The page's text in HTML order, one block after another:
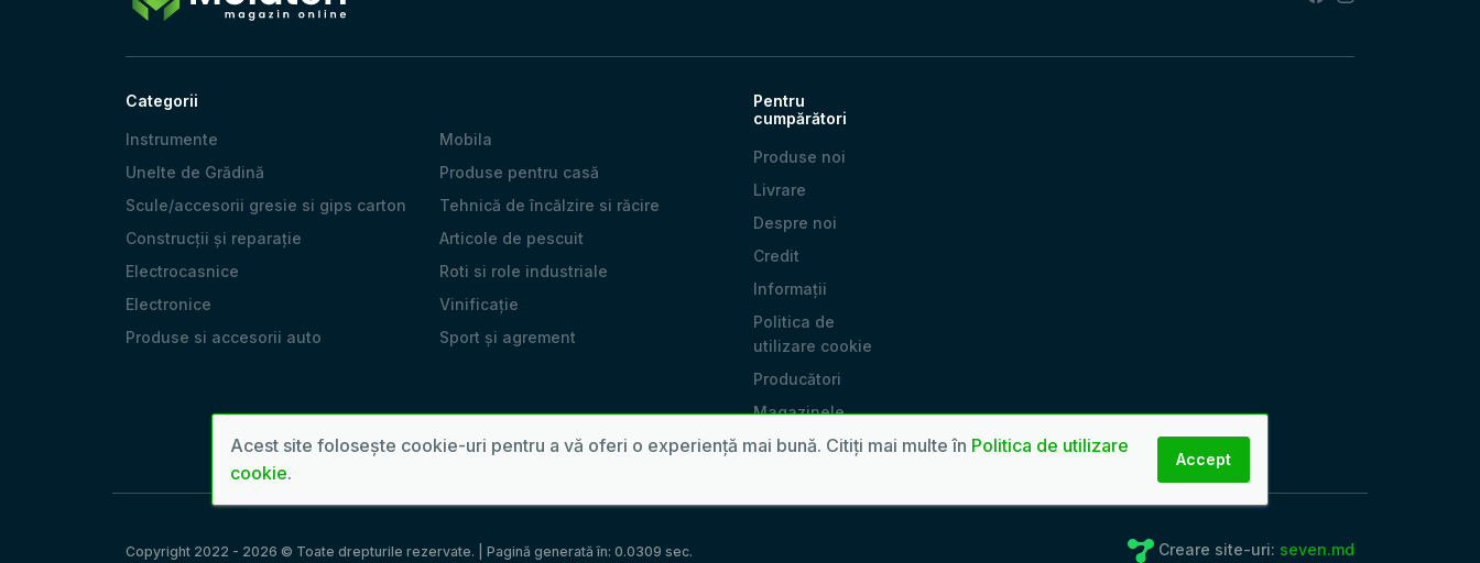
Categorii
Instrumente
Unelte de Grădină
Scule/accesorii gresie si gips carton
Construcții și reparație
Electrocasnice
Electronice
Produse si accesorii auto
Mobila
Produse pentru casă
Tehnică de încălzire si răcire
Articole de pescuit
Roti si role industriale
Vinificație
Sport și agrement
Pentru
cumpărători
Produse noi
Livrare
Despre noi
Credit
Informații
Politica de
utilizare cookie
Producători
Magazinele
noastre
Copyright 2022 - 2026 © Toate drepturile rezervate. | Pagină generată în: 0.0309 sec. Creare site-uri: seven.md
Acest site folosește cookie-uri pentru a vă oferi o experiență mai bună. Citiți mai multe în Politica de utilizare
cookie.
Accept